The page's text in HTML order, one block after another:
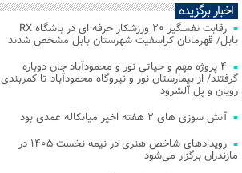
اخبار برگزیده
رقابت نفسگیر ۲۰ ورزشکار حرفه ای در باشگاه RX
بابل/ قهرمانان کراسفیت شهرستان بابل مشخص شدند
۴ پروژه مهم و حیاتی نور و محمودآباد جان دوباره
گرفتند/ از بیمارستان نور و نیروگاه محمودآباد تا کمربندی
رویان و پل آلشرود
آتش‌ سوزی‌ های ۲ هفته اخیر میانکاله عمدی بود
رویدادهای شاخص هنری در نیمه نخست ۱۴۰۵ در
مازندران برگزار می‌شود